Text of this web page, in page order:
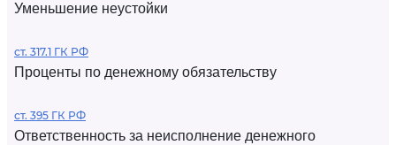
Уменьшение неустойки
ст. 317.1 ГК РФ
Проценты по денежному обязательству
ст. 395 ГК РФ
Ответственность за неисполнение денежного